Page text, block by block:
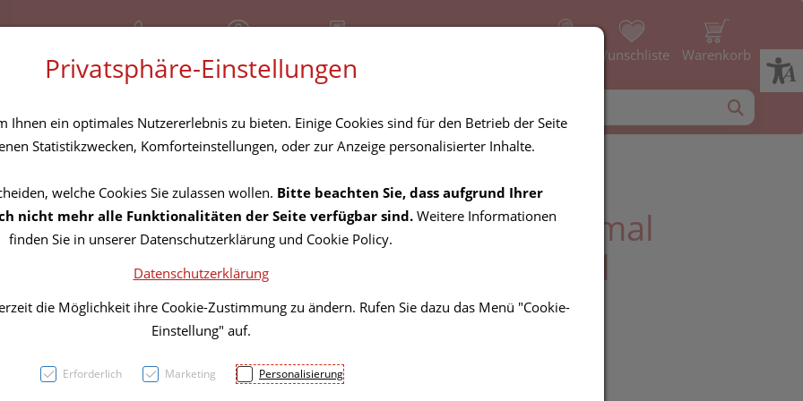
+43 (01) 3683167 Geschlossen Wunschliste Warenkorb
Vichy Aqualia Thermal
Extrasensitive 50ml
21,75 EUR
Privatsphäre-Einstellungen
Ihnen ein optimales Nutzererlebnis zu bieten. Einige Cookies sind für den Betrieb der Seite
Statistikzwecken, Komforteinstellungen, oder zur Anzeige personalisierter Inhalte.
welche Cookies Sie zulassen wollen. Bitte beachten Sie, dass aufgrund Ihrer
nicht mehr alle Funktionalitäten der Seite verfügbar sind. Weitere Informationen
finden Sie in unserer Datenschutzerklärung und Cookie Policy.
Datenschutzerklärung
die Möglichkeit ihre Cookie-Zustimmung zu ändern. Rufen Sie dazu das Menü "Cookie-
Einstellung" auf.
Erforderlich Marketing Personalisierung